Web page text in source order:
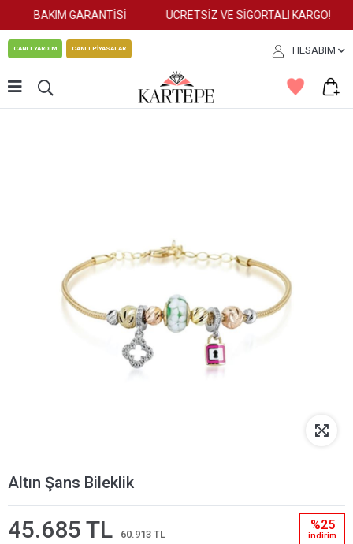
BAKIM GARANTİSİ ÜCRETSİZ VE SİGORTALI KARGO!
CANLI YARDIM CANLI PİYASALAR HESABIM
Altın Şans Bileklik
45.685 TL 60.913 TL
%25
i̇ndi̇ri̇m